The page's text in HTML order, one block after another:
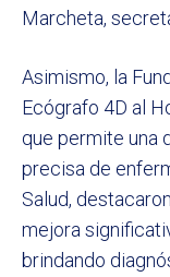
Marcheta,
Asimismo, la
Ecógrafo 4D al
que permite una
precisa de
Salud,
mejora
brindando